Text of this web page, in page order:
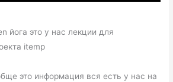
йога это у нас лекции для
itemp
это информация вся есть у нас на